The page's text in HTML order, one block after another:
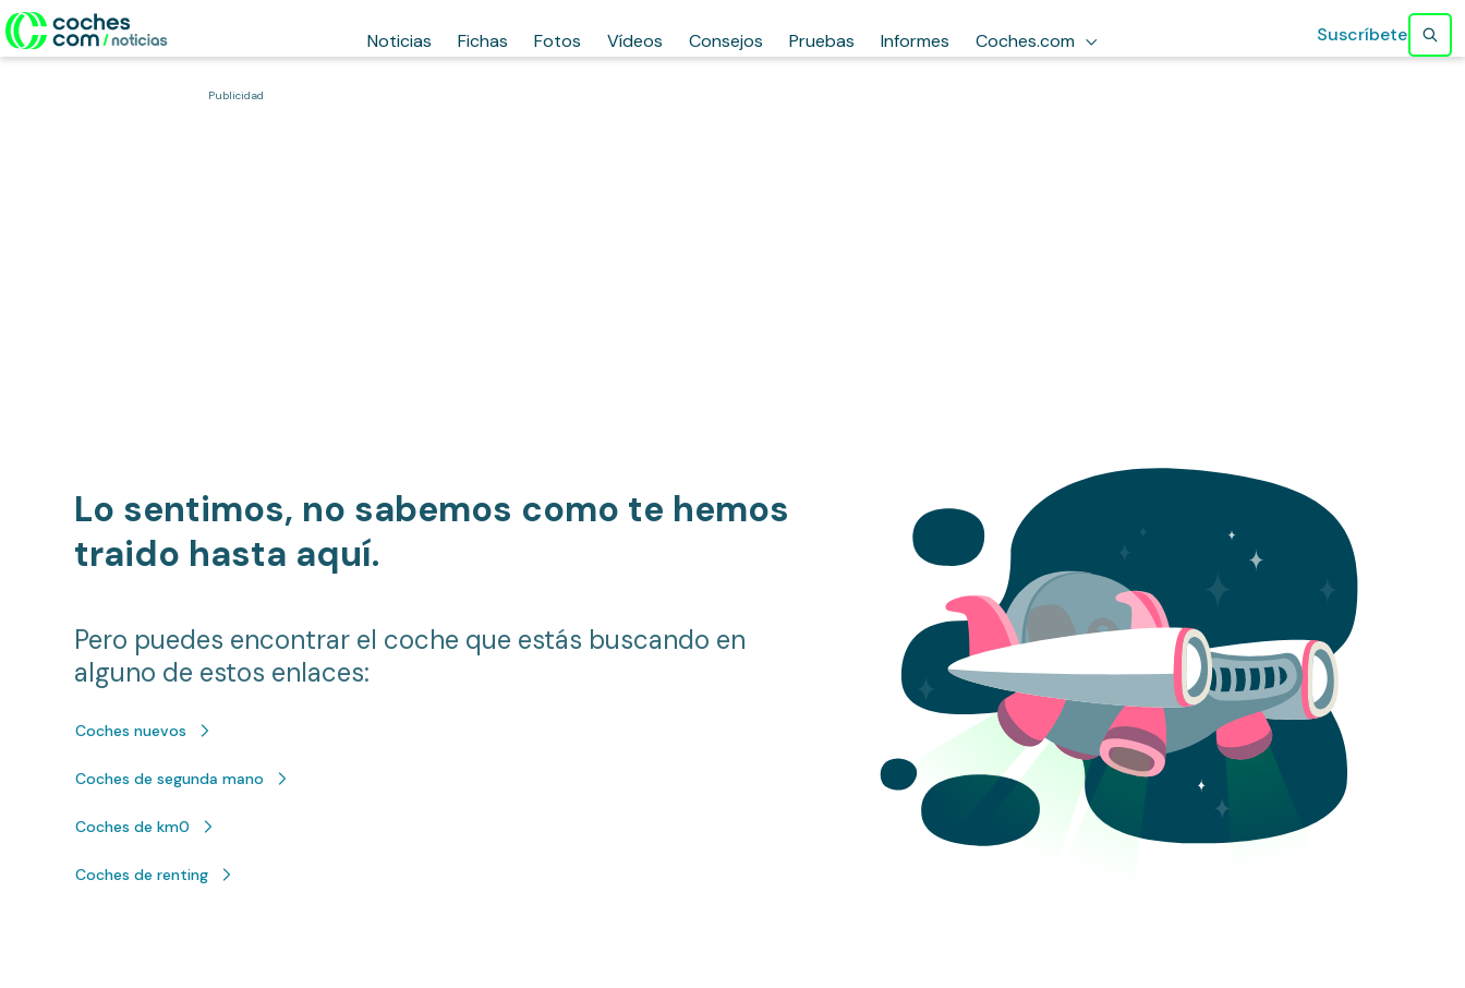
Noticias Fichas Fotos Vídeos Consejos Pruebas Informes Coches.com Suscríbete
Publicidad
Lo sentimos, no sabemos como te hemos
traido hasta aquí.
Pero puedes encontrar el coche que estás buscando en
alguno de estos enlaces:
Coches nuevos
Coches de segunda mano
Coches de km0
Coches de renting